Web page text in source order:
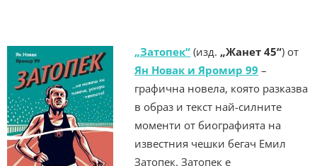
„Затопек“ (изд. „Жанет 45“) от
Ян Новак и Яромир 99 –
графична новела, която разказва
в образ и текст най-силните
моменти от биографията на
известния чешки бегач Емил
Затопек. Затопек е